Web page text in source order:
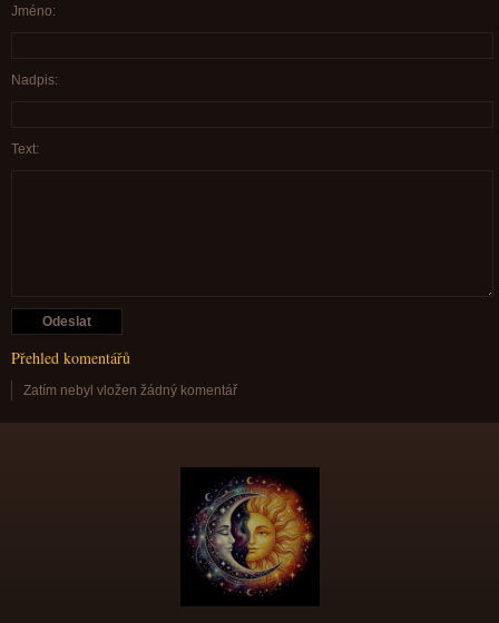
Jméno:
Nadpis:
Text:
Přehled komentářů
Zatím nebyl vložen žádný komentář